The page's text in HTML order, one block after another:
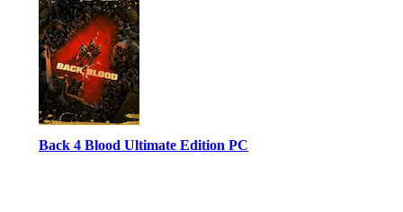
Back 4 Blood Ultimate Edition PC